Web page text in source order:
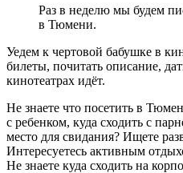
Раз в неделю мы будем
в Тюмени.
Уедем к чертовой бабушке в
билеты, почитать описание,
кинотеатрах идёт.
Не знаете что посетить в
с ребенком, куда сходить с
место для свидания? Ищете
Интересуетесь активным
Не знаете куда сходить на